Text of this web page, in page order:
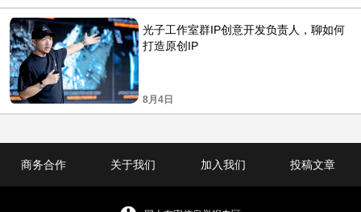
光子工作室群IP创意开发负责人，聊如何
打造原创IP
8月4日
商务合作 关于我们 加入我们 投稿文章